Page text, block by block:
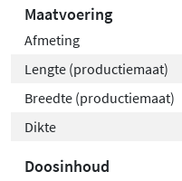
Maatvoering
Afmeting
Lengte (productiemaat)
Breedte (productiemaat)
Dikte
Doosinhoud